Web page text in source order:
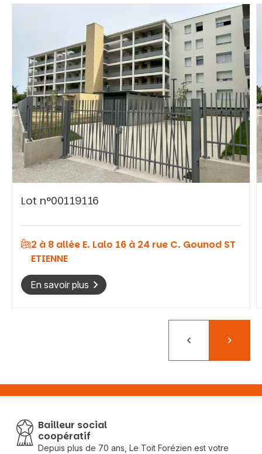
Lot n°00119116
2 à 8 allée E. Lalo 16 à 24 rue C. Gounod ST
ETIENNE
En savoir plus
PrécédentSuivant
Bailleur social
coopératif
Depuis plus de 70 ans, Le Toit Forézien est votre